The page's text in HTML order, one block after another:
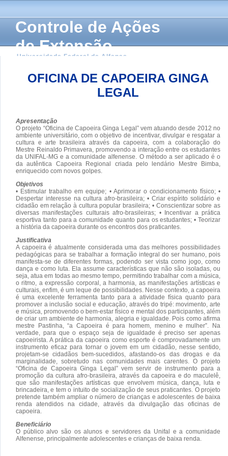
Controle de Ações
de Extensão
Universidade Federal de Alfenas
OFICINA DE CAPOEIRA GINGA
LEGAL
Apresentação
O projeto “Oficina de Capoeira Ginga Legal” vem atuando desde 2012 no
ambiente universitário, com o objetivo de incentivar, divulgar e resgatar a
cultura e arte brasileira através da capoeira, com a colaboração do
Mestre Reinaldo Primavera, promovendo a interação entre os estudantes
da UNIFAL-MG e a comunidade alfenense. O método a ser aplicado é o
da autêntica Capoeira Regional criada pelo lendário Mestre Bimba,
enriquecido com novos golpes.
Objetivos
• Estimular trabalho em equipe; • Aprimorar o condicionamento físico; •
Despertar interesse na cultura afro-brasileira; • Criar espírito solidário e
cidadão em relação à cultura popular brasileira; • Conscientizar sobre as
diversas manifestações culturais afro-brasileiras; • Incentivar a prática
esportiva tanto para a comunidade quanto para os estudantes; • Teorizar
a história da capoeira durante os encontros dos praticantes.
Justificativa
A capoeira é atualmente considerada uma das melhores possibilidades
pedagógicas para se trabalhar a formação integral do ser humano, pois
manifesta-se de diferentes formas, podendo ser vista como jogo, como
dança e como luta. Ela assume características que não são isoladas, ou
seja, atua em todas ao mesmo tempo, permitindo trabalhar com a música,
o ritmo, a expressão corporal, a harmonia, as manifestações artísticas e
culturais, enfim, é um leque de possibilidades. Nesse contexto, a capoeira
é uma excelente ferramenta tanto para a atividade física quanto para
promover a inclusão social e educação, através do tripé: movimento, arte
e música, promovendo o bem-estar físico e mental dos participantes, além
de criar um ambiente de harmonia, alegria e igualdade. Pois como afirma
mestre Pastinha, “a Capoeira é para homem, menino e mulher”. Na
verdade, para que o espaço seja de igualdade é preciso ser apenas
capoeirista. A prática da capoeira como esporte é comprovadamente um
instrumento eficaz para tornar o jovem em um cidadão, nesse sentido,
projetam-se cidadãos bem-sucedidos, afastando-os das drogas e da
marginalidade, sobretudo nas comunidades mais carentes. O projeto
“Oficina de Capoeira Ginga Legal” vem servir de instrumento para a
promoção da cultura afro-brasileira, através da capoeira e do maculelê,
que são manifestações artísticas que envolvem música, dança, luta e
brincadeira, e tem o intuito de socialização de seus praticantes. O projeto
pretende também ampliar o número de crianças e adolescentes de baixa
renda atendidos na cidade, através da divulgação das oficinas de
capoeira.
Beneficiário
O público alvo são os alunos e servidores da Unifal e a comunidade
Alfenense, principalmente adolescentes e crianças de baixa renda.